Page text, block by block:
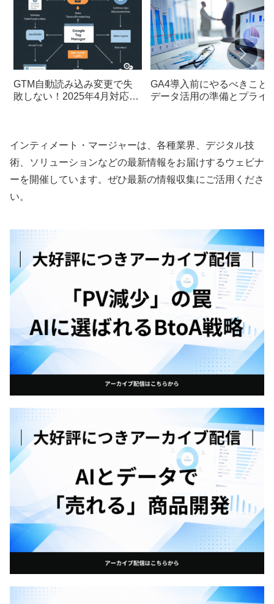
GTM自動読み込み変更で失
敗しない！2025年4月対応の
GA4導入前にやるべきこと
データ活用の準備とプライ
インティメート・マージャーは、各種業界、デジタル技
術、ソリューションなどの最新情報をお届けするウェビナ
ーを開催しています。ぜひ最新の情報収集にご活用くださ
い。